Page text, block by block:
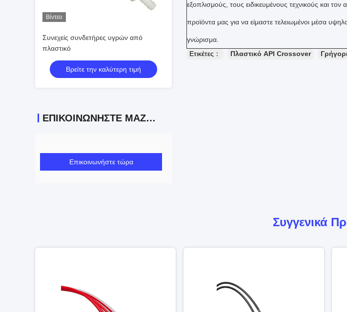
Βίντεο
Συνεχείς συνδετήρες υγρών από
πλαστικό
Βρείτε την καλύτερη τιμή
ΕΠΙΚΟΙΝΩΝΉΣΤΕ ΜΑΖΊ ΜΑΣ
Επικοινωνήστε τώρα
εξοπλισμούς, τους ειδικευμένους τεχνικούς και
προϊόντα μας για να είμαστε τελειωμένοι μέσα
γνώρισμα.
Ετικέτες：
Πλαστικό API Crossover
Συγγενικά